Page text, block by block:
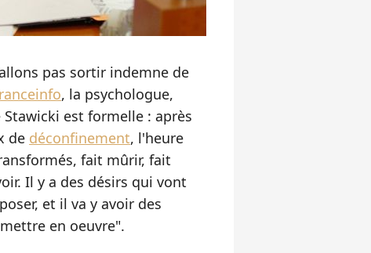
pas sortir indemne de
, la psychologue,
Stawicki est formelle : après
de déconfinement, l'heure
fait mûrir, fait
Il y a des désirs qui vont
et il va y avoir des
en oeuvre".